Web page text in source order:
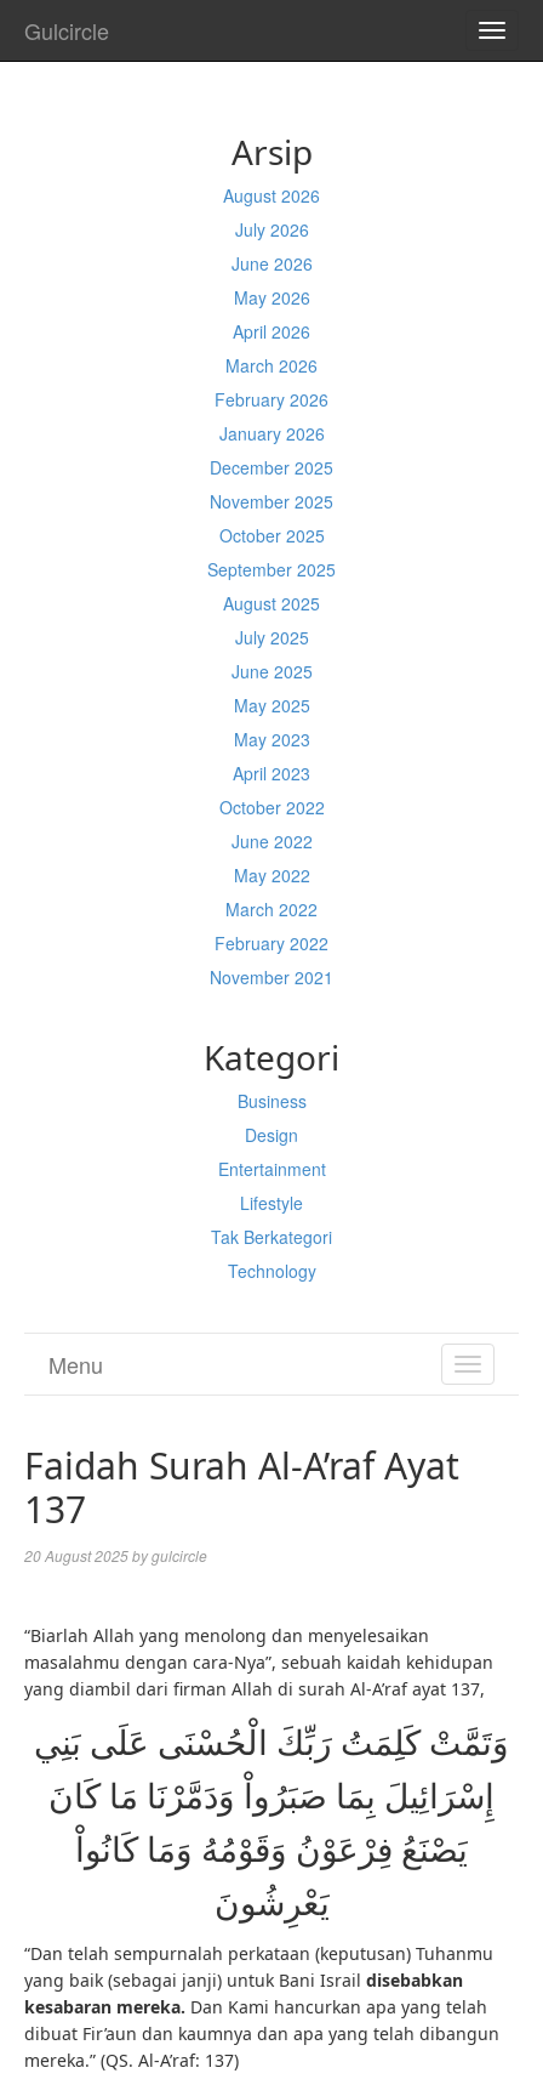
Gulcircle
Arsip
August 2026
July 2026
June 2026
May 2026
April 2026
March 2026
February 2026
January 2026
December 2025
November 2025
October 2025
September 2025
August 2025
July 2025
June 2025
May 2025
May 2023
April 2023
October 2022
June 2022
May 2022
March 2022
February 2022
November 2021
Kategori
Business
Design
Entertainment
Lifestyle
Tak Berkategori
Technology
TOGGLE
Menu
Faidah Surah Al-A’raf Ayat
137
20 August 2025bygulcircle
“Biarlah Allah yang menolong dan menyelesaikan
masalahmu dengan cara-Nya”, sebuah kaidah kehidupan
yang diambil dari firman Allah di surah Al-A’raf ayat 137,
وَتَمَّتْ كَلِمَتُ رَبِّكَ الْحُسْنَى عَلَى بَنِي
إِسْرَائِيلَ بِمَا صَبَرُواْ وَدَمَّرْنَا مَا كَانَ
يَصْنَعُ فِرْعَوْنُ وَقَوْمُهُ وَمَا كَانُواْ
يَعْرِشُونَ
“Dan telah sempurnalah perkataan (keputusan) Tuhanmu
yang baik (sebagai janji) untuk Bani Israil disebabkan
kesabaran mereka. Dan Kami hancurkan apa yang telah
dibuat Fir’aun dan kaumnya dan apa yang telah dibangun
mereka.” (QS. Al-A’raf: 137)